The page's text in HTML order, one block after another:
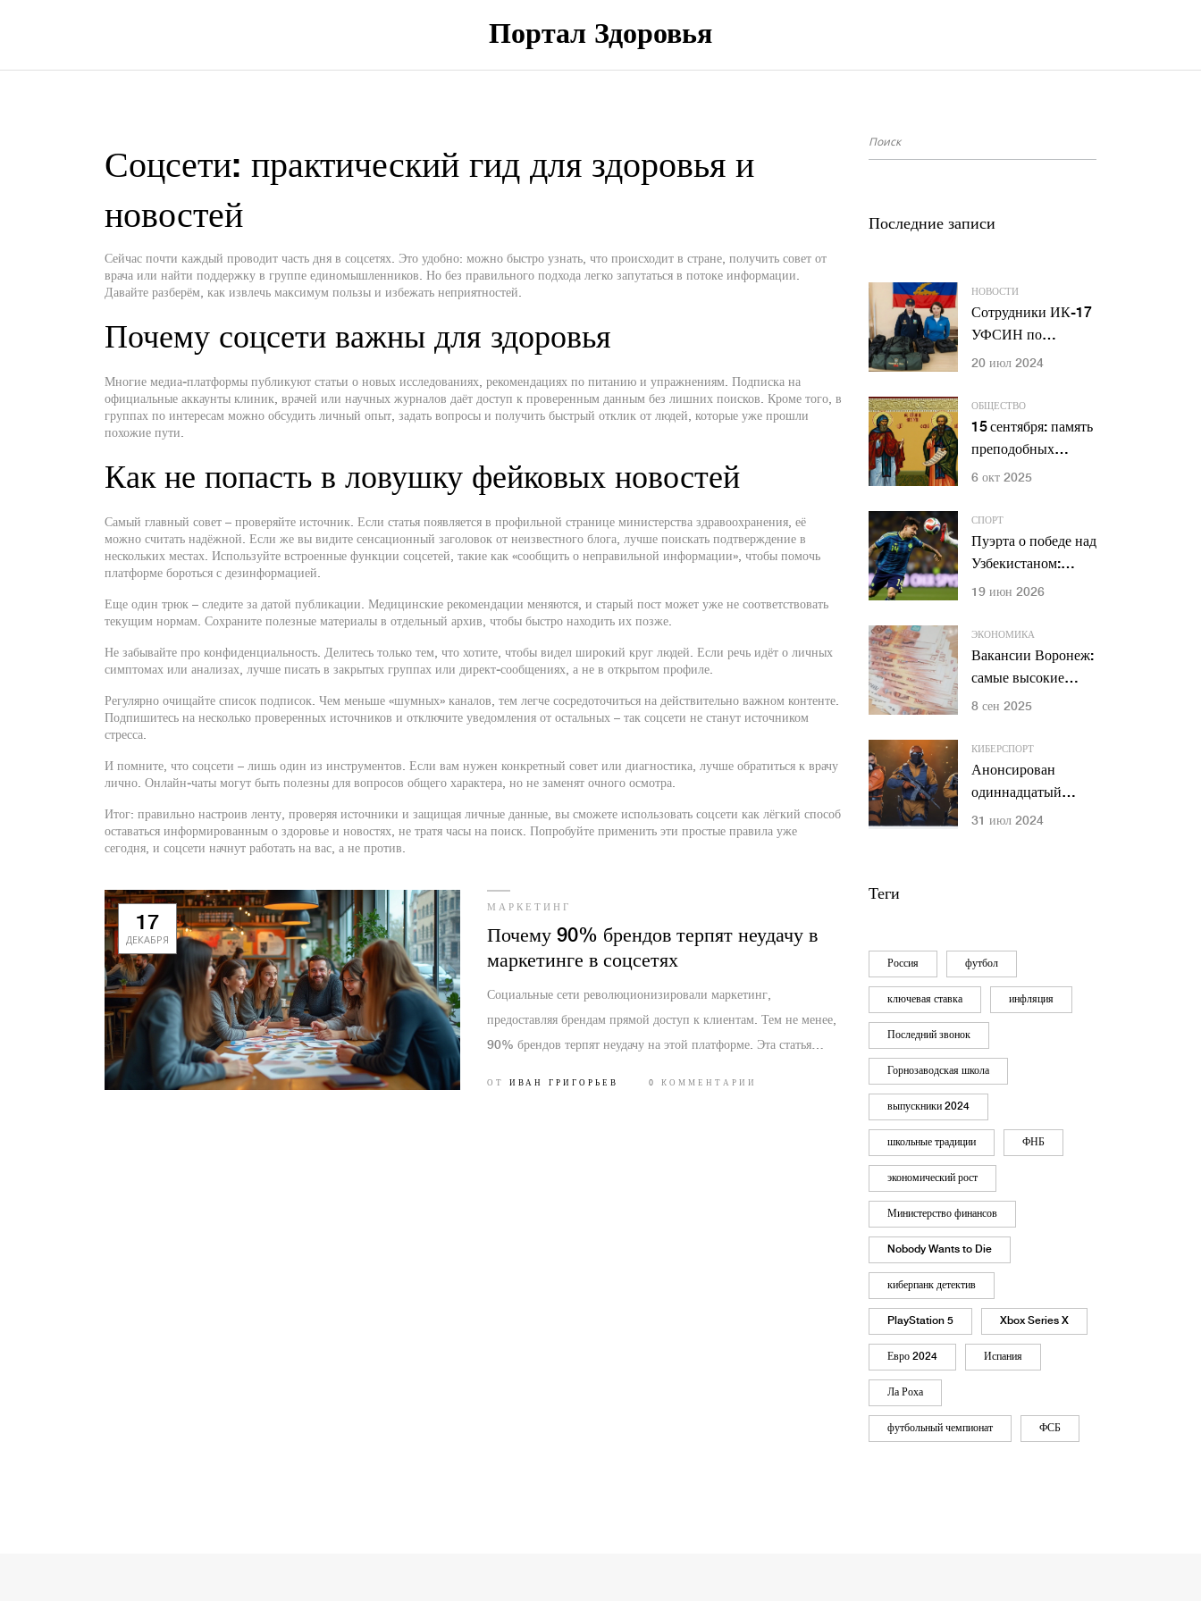
Портал Здоровья
Соцсети: практический гид для здоровья и
новостей
Сейчас почти каждый проводит часть дня в соцсетях. Это удобно: можно быстро узнать, что происходит в стране, получить совет от
врача или найти поддержку в группе единомышленников. Но без правильного подхода легко запутаться в потоке информации.
Давайте разберём, как извлечь максимум пользы и избежать неприятностей.
Почему соцсети важны для здоровья
Многие медиа‑платформы публикуют статьи о новых исследованиях, рекомендациях по питанию и упражнениям. Подписка на
официальные аккаунты клиник, врачей или научных журналов даёт доступ к проверенным данным без лишних поисков. Кроме того, в
группах по интересам можно обсудить личный опыт, задать вопросы и получить быстрый отклик от людей, которые уже прошли
похожие пути.
Как не попасть в ловушку фейковых новостей
Самый главный совет – проверяйте источник. Если статья появляется в профильной странице министерства здравоохранения, её
можно считать надёжной. Если же вы видите сенсационный заголовок от неизвестного блога, лучше поискать подтверждение в
нескольких местах. Используйте встроенные функции соцсетей, такие как «сообщить о неправильной информации», чтобы помочь
платформе бороться с дезинформацией.
Еще один трюк – следите за датой публикации. Медицинские рекомендации меняются, и старый пост может уже не соответствовать
текущим нормам. Сохраните полезные материалы в отдельный архив, чтобы быстро находить их позже.
Не забывайте про конфиденциальность. Делитесь только тем, что хотите, чтобы видел широкий круг людей. Если речь идёт о личных
симптомах или анализах, лучше писать в закрытых группах или директ‑сообщениях, а не в открытом профиле.
Регулярно очищайте список подписок. Чем меньше «шумных» каналов, тем легче сосредоточиться на действительно важном контенте.
Подпишитесь на несколько проверенных источников и отключите уведомления от остальных – так соцсети не станут источником
стресса.
И помните, что соцсети – лишь один из инструментов. Если вам нужен конкретный совет или диагностика, лучше обратиться к врачу
лично. Онлайн‑чаты могут быть полезны для вопросов общего характера, но не заменят очного осмотра.
Итог: правильно настроив ленту, проверяя источники и защищая личные данные, вы сможете использовать соцсети как лёгкий способ
оставаться информированным о здоровье и новостях, не тратя часы на поиск. Попробуйте применить эти простые правила уже
сегодня, и соцсети начнут работать на вас, а не против.
17
ДЕКАБРЯ
МАРКЕТИНГ
Почему 90% брендов терпят неудачу в
маркетинге в соцсетях
Социальные сети революционизировали маркетинг,
предоставляя брендам прямой доступ к клиентам. Тем не менее,
90% брендов терпят неудачу на этой платформе. Эта статья
ОТ ИВАН ГРИГОРЬЕВ 0 КОММЕНТАРИИ
Последние записи
НОВОСТИ
Сотрудники ИК-17
УФСИН по
Мурманской
тактические сумки
участникам
спецоперации
20 июл 2024
ОБЩЕСТВО
15 сентября: память
преподобных
Антония и
основателей
Киево‑Печерской
лавры
6 окт 2025
СПОРТ
Пуэрта о победе над
Узбекистаном:
«Доминировали в
19 июн 2026
ЭКОНОМИКА
Вакансии Воронеж:
самые высокие
зарплаты 2025 —
косметологов
8 сен 2025
КИБЕРСПОРТ
Анонсирован
одиннадцатый
сезон Winline Epic
31 июл 2024
Теги
Россия футбол
ключевая ставка инфляция
Последний звонок
Горнозаводская школа
выпускники 2024
школьные традиции ФНБ
экономический рост
Министерство финансов
Nobody Wants to Die
киберпанк детектив
PlayStation 5 Xbox Series X
Евро 2024 Испания
Ла Роха
футбольный чемпионат ФСБ